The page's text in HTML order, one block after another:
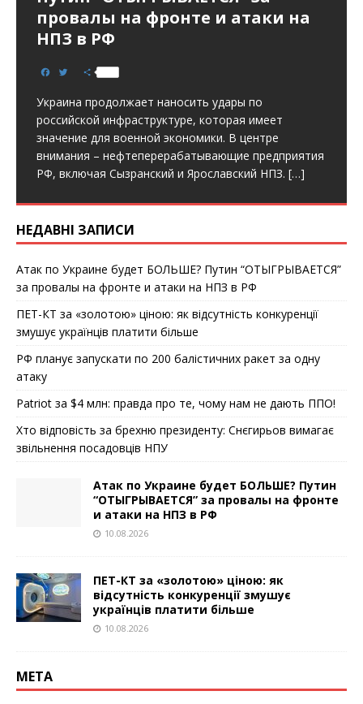
провалы на фронте и атаки на
НПЗ в РФ
e
b
o
o
k
t
t
e
r
S
h
r
e
Украина продолжает наносить удары по
российской инфраструктуре, которая имеет
значение для военной экономики. В центре
внимания – нефтеперерабатывающие предприятия
РФ, включая Сызранский и Ярославский НПЗ. […]
НЕДАВНІ ЗАПИСИ
Атак по Украине будет БОЛЬШЕ? Путин “ОТЫГРЫВАЕТСЯ”
за провалы на фронте и атаки на НПЗ в РФ
ПЕТ-КТ за «золотою» ціною: як відсутність конкуренції
змушує українців платити більше
РФ планує запускати по 200 балістичних ракет за одну
атаку
Patriot за $4 млн: правда про те, чому нам не дають ППО!
Хто відповість за брехню президенту: Снєгирьов вимагає
звільнення посадовців НПУ
Атак по Украине будет БОЛЬШЕ? Путин
“ОТЫГРЫВАЕТСЯ” за провалы на фронте
и атаки на НПЗ в РФ
10.08.2026
ПЕТ-КТ за «золотою» ціною: як
відсутність конкуренції змушує
українців платити більше
10.08.2026
МЕТА